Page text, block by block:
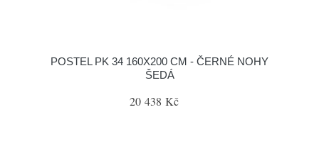
POSTEL PK 34 160X200 CM - ČERNÉ NOHY
ŠEDÁ
20 438 Kč